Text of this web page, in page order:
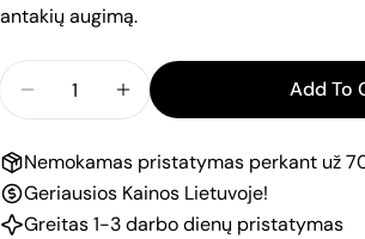
antakių augimą.
Decrease Quantity For
Increase Quantity For
Add To
Nemokamas pristatymas perkant už
Geriausios Kainos Lietuvoje!
Greitas 1-3 darbo dienų pristatymas